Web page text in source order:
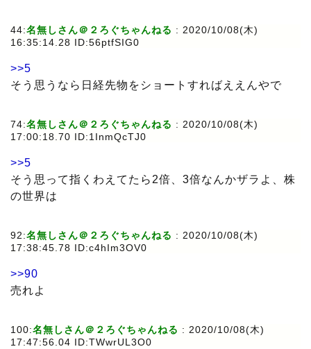
44:名無しさん＠２ろぐちゃんねる : 2020/10/08(木)
16:35:14.28 ID:56ptfSIG0
>>5
そう思うなら日経先物をショートすればええんやで
74:名無しさん＠２ろぐちゃんねる : 2020/10/08(木)
17:00:18.70 ID:1InmQcTJ0
>>5
そう思って指くわえてたら2倍、3倍なんかザラよ、株
の世界は
92:名無しさん＠２ろぐちゃんねる : 2020/10/08(木)
17:38:45.78 ID:c4hIm3OV0
>>90
売れよ
100:名無しさん＠２ろぐちゃんねる : 2020/10/08(木)
17:47:56.04 ID:TWwrUL3O0